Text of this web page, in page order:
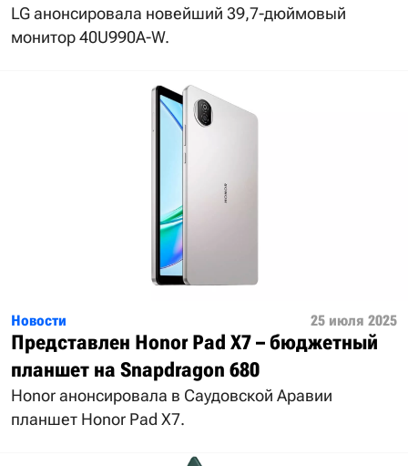
LG анонсировала новейший 39,7-дюймовый
монитор 40U990A-W.
Новости 25 июля 2025
Представлен Honor Pad X7 – бюджетный
планшет на Snapdragon 680
Honor анонсировала в Саудовской Аравии
планшет Honor Pad X7.